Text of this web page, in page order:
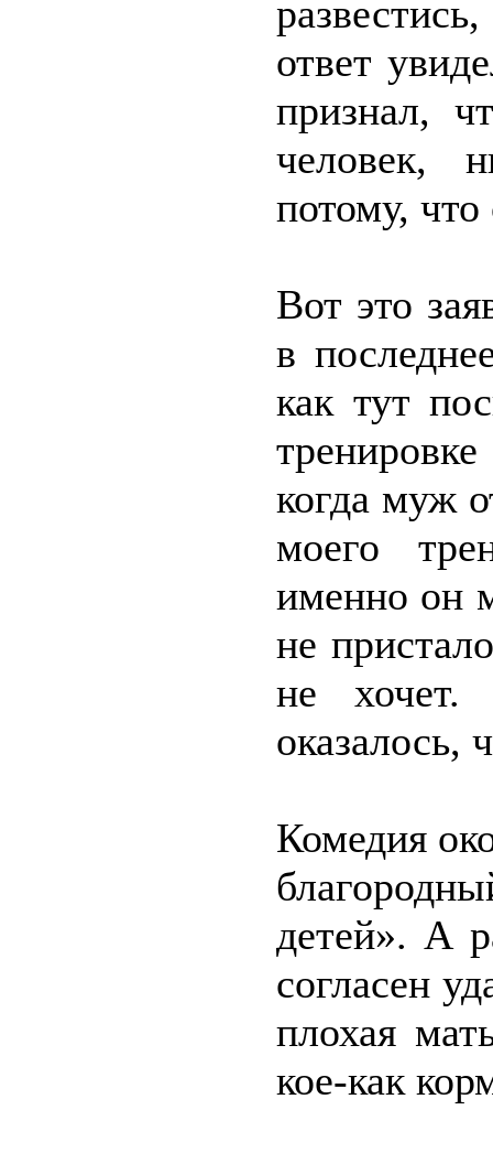
ответ
признал,
человек,
потому,
Вот это
в
как тут
когда муж
моего
именно он
не
не
оказалось,
Комедия
детей». А
согласен
плохая
кое-как